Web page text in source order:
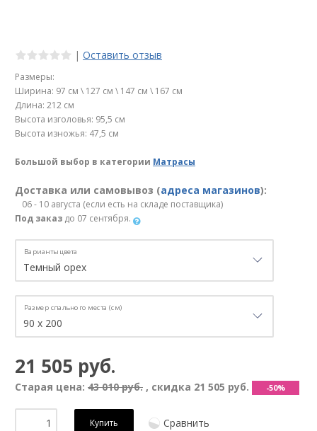
| Оставить отзыв
Размеры:
Ширина: 97 см \ 127 см \ 147 см \ 167 см
Длина: 212 см
Высота изголовья: 95,5 см
Высота изножья: 47,5 см
Большой выбор в категории Матрасы
Доставка или самовывоз (адреса магазинов):
06 - 10 августа (если есть на складе поставщика)
Под заказ до 07 сентября.
Варианты цвета
Размер спального места (см)
21 505 руб.
Старая цена: 43 010 руб. , скидка 21 505 руб. -50%
Купить Сравнить